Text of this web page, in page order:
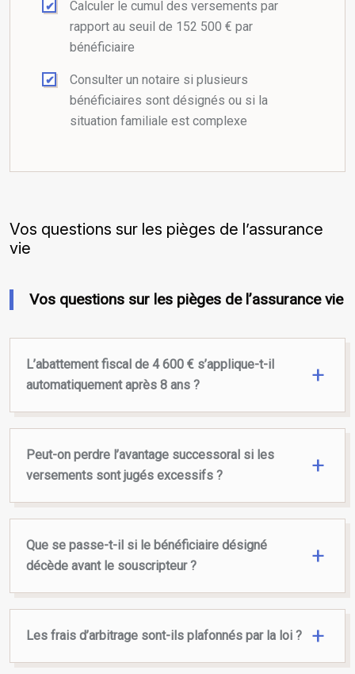
Calculer le cumul des versements par
rapport au seuil de 152 500 € par
bénéficiaire
Consulter un notaire si plusieurs
bénéficiaires sont désignés ou si la
situation familiale est complexe
Vos questions sur les pièges de l’assurance
vie
Vos questions sur les pièges de l’assurance vie
L’abattement fiscal de 4 600 € s’applique-t-il
automatiquement après 8 ans ?
Peut-on perdre l’avantage successoral si les
versements sont jugés excessifs ?
Que se passe-t-il si le bénéficiaire désigné
décède avant le souscripteur ?
Les frais d’arbitrage sont-ils plafonnés par la loi ?